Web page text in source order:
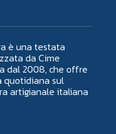
è una testata
da Cime
dal 2008, che offre
quotidiana sul
artigianale italiana